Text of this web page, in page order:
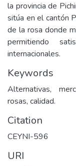
la provincia de
sitúa en el cantón
de la rosa donde
permitiendo
internacionales.
Keywords
Alternativas,
rosas, calidad.
Citation
CEYNI-596
URI